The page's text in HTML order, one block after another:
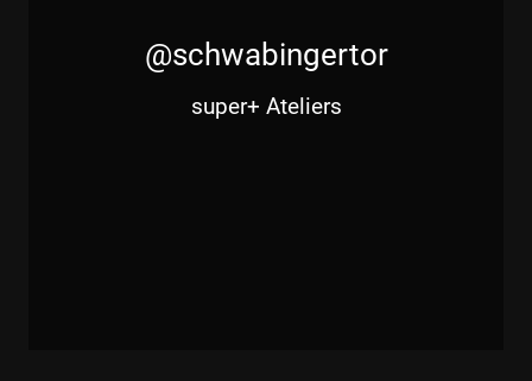
@schwabingertor
super+ Ateliers